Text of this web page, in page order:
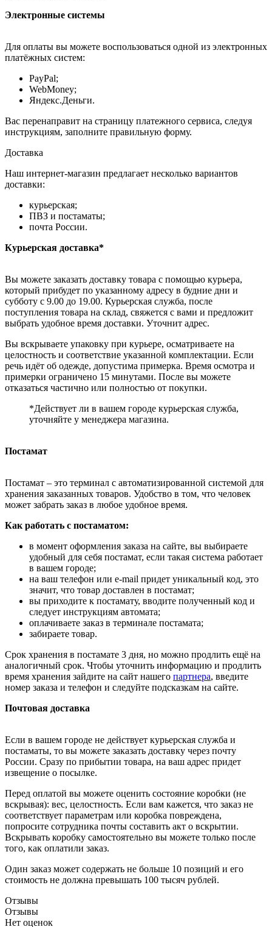
Электронные системы
Для оплаты вы можете воспользоваться одной из электронных
платёжных систем:
PayPal;
WebMoney;
Яндекс.Деньги.
Вас перенаправит на страницу платежного сервиса, следуя
инструкциям, заполните правильную форму.
Доставка
Наш интернет-магазин предлагает несколько вариантов
доставки:
курьерская;
ПВЗ и постаматы;
почта России.
Курьерская доставка*
Вы можете заказать доставку товара с помощью курьера,
который прибудет по указанному адресу в будние дни и
субботу с 9.00 до 19.00. Курьерская служба, после
поступления товара на склад, свяжется с вами и предложит
выбрать удобное время доставки. Уточнит адрес.
Вы вскрываете упаковку при курьере, осматриваете на
целостность и соответствие указанной комплектации. Если
речь идёт об одежде, допустима примерка. Время осмотра и
примерки ограничено 15 минутами. После вы можете
отказаться частично или полностью от покупки.
*Действует ли в вашем городе курьерская служба,
уточняйте у менеджера магазина.
Постамат
Постамат – это терминал с автоматизированной системой для
хранения заказанных товаров. Удобство в том, что человек
может забрать заказ в любое удобное время.
Как работать с постаматом:
в момент оформления заказа на сайте, вы выбираете
удобный для себя постамат, если такая система работает
в вашем городе;
на ваш телефон или e-mail придет уникальный код, это
значит, что товар доставлен в постамат;
вы приходите к постамату, вводите полученный код и
следует инструкциям автомата;
оплачиваете заказ в терминале постамата;
забираете товар.
Срок хранения в постамате 3 дня, но можно продлить ещё на
аналогичный срок. Чтобы уточнить информацию и продлить
время хранения зайдите на сайт нашего партнера, введите
номер заказа и телефон и следуйте подсказкам на сайте.
Почтовая доставка
Если в вашем городе не действует курьерская служба и
постаматы, то вы можете заказать доставку через почту
России. Сразу по прибытии товара, на ваш адрес придет
извещение о посылке.
Перед оплатой вы можете оценить состояние коробки (не
вскрывая): вес, целостность. Если вам кажется, что заказ не
соответствует параметрам или коробка повреждена,
попросите сотрудника почты составить акт о вскрытии.
Вскрывать коробку самостоятельно вы можете только после
того, как оплатили заказ.
Один заказ может содержать не больше 10 позиций и его
стоимость не должна превышать 100 тысяч рублей.
Отзывы
Отзывы
Нет оценок